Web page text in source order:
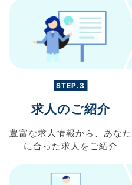
STEP.3
求人のご紹介
豊富な求人情報から、 あなた
に合った求人を ご紹介